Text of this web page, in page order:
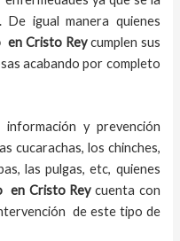
igual manera quienes
en Cristo Reycumplen sus
acabando por completo
y prevención
cucarachas, los chinches,
las pulgas, etc, quienes
en Cristo Reycuenta con
de este tipo de